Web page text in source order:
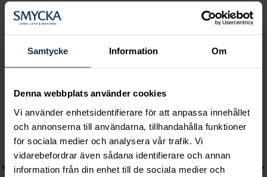
Samtycke Information Om
Denna webbplats använder cookies
Vi använder enhetsidentifierare för att anpassa innehållet
och annonserna till användarna, tillhandahålla funktioner
för sociala medier och analysera vår trafik. Vi
vidarebefordrar även sådana identifierare och annan
information från din enhet till de sociala medier och
SPECIFIKATIONER
Andra köpte också